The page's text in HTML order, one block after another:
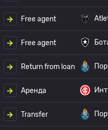
Free agent
Free agent
Return from loan
Аренда
Transfer